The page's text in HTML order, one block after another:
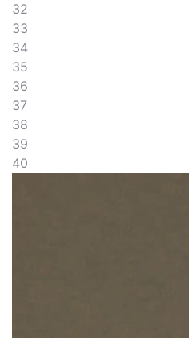
32
33
34
35
36
37
38
39
40